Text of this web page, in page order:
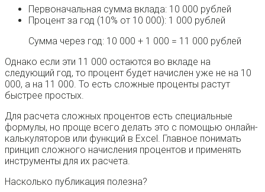
Первоначальная сумма вклада: 10 000 рублей
Процент за год (10% от 10 000): 1 000 рублей
Сумма через год: 10 000 + 1 000 = 11 000 рублей
Однако если эти 11 000 остаются во вкладе на
следующий год, то процент будет начислен уже не на 10
000, а на 11 000. То есть сложные проценты растут
быстрее простых.
Для расчета сложных процентов есть специальные
формулы, но проще всего делать это с помощью онлайн-
калькуляторов или функций в Excel. Главное понимать
принцип сложного начисления процентов и применять
инструменты для их расчета.
Насколько публикация полезна?